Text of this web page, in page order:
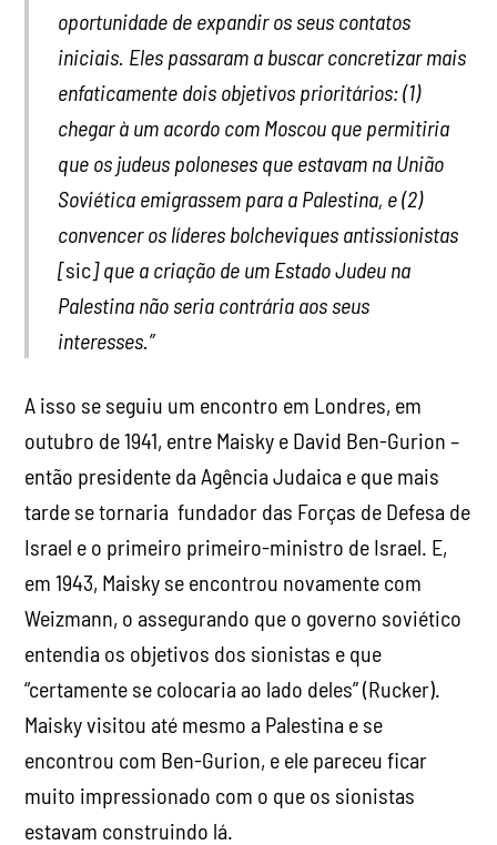
oportunidade de expandir os seus contatos
iniciais. Eles passaram a buscar concretizar mais
enfaticamente dois objetivos prioritários: (1)
chegar à um acordo com Moscou que permitiria
que os judeus poloneses que estavam na União
Soviética emigrassem para a Palestina, e (2)
convencer os líderes bolcheviques antissionistas
[sic] que a criação de um Estado Judeu na
Palestina não seria contrária aos seus
interesses.”
A isso se seguiu um encontro em Londres, em
outubro de 1941, entre Maisky e David Ben-Gurion –
então presidente da Agência Judaica e que mais
tarde se tornaria fundador das Forças de Defesa de
Israel e o primeiro primeiro-ministro de Israel. E,
em 1943, Maisky se encontrou novamente com
Weizmann, o assegurando que o governo soviético
entendia os objetivos dos sionistas e que
“certamente se colocaria ao lado deles” (Rucker).
Maisky visitou até mesmo a Palestina e se
encontrou com Ben-Gurion, e ele pareceu ficar
muito impressionado com o que os sionistas
estavam construindo lá.